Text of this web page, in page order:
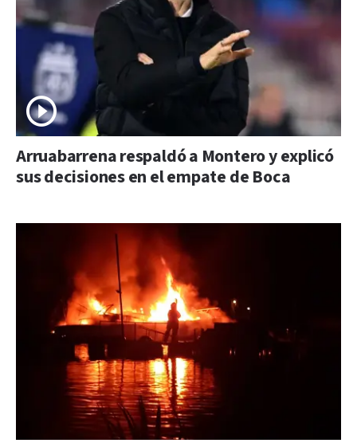
Arruabarrena respaldó a Montero y explicó
sus decisiones en el empate de Boca